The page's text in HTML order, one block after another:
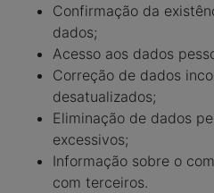
Confirmação da
dados;
Acesso aos dados
Correção de dados
desatualizados;
Eliminação de dados
excessivos;
Informação sobre o
com terceiros.